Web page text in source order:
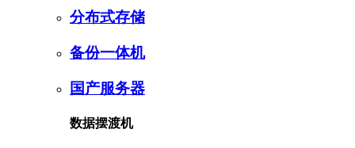
分布式存储
备份一体机
国产服务器
数据摆渡机